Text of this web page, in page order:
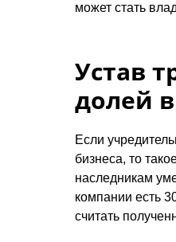
может стать
Устав
долей
Если
бизнеса, то
наследникам
компании есть
считать